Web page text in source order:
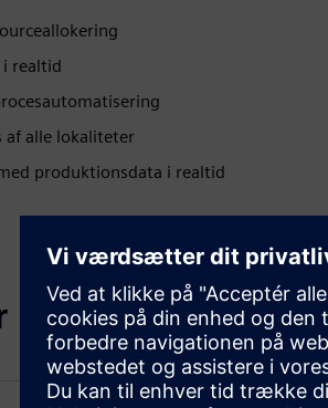
realtid
alle lokaliteter
produktionsdata i realtid